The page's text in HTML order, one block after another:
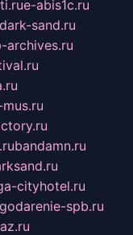
e-abis1c.ru
dark-sand.ru
archives.ru
mus.ru
bandamn.ru
cityhotel.ru
spb.ru